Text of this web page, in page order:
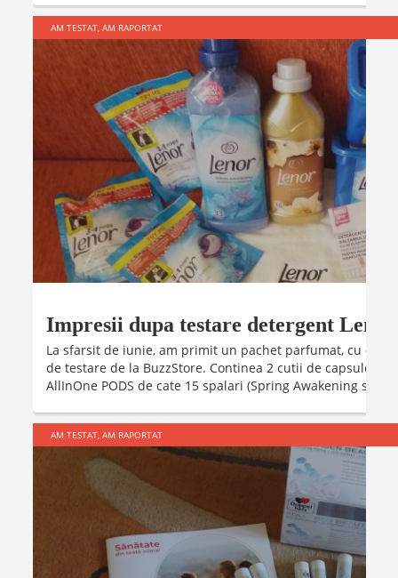
AM TESTAT, AM RAPORTAT
Impresii dupa testare detergent Lenor
La sfarsit de iunie, am primit un pachet parfumat, cu
de testare de la BuzzStore. Continea 2 cutii de capsule de
AllInOne PODS de cate 15 spalari (Spring Awakening si
AM TESTAT, AM RAPORTAT